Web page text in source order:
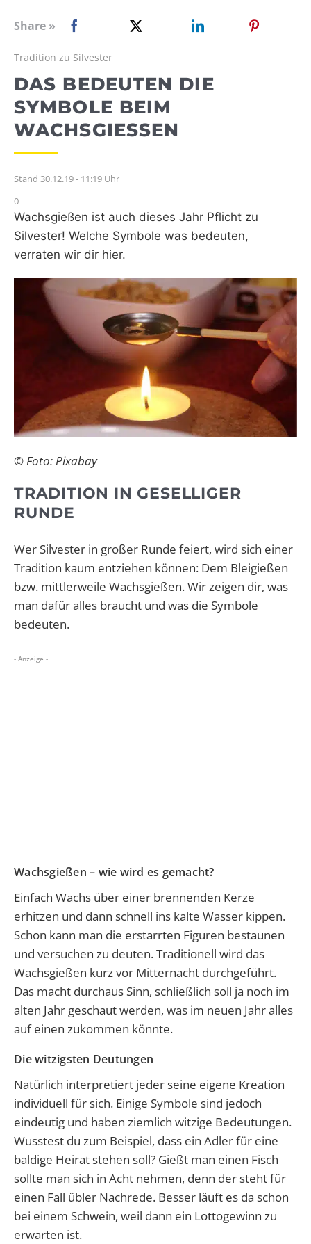
WEBRADIO
Share »
Tradition zu Silvester
DAS BEDEUTEN DIE
SYMBOLE BEIM
WACHSGIESSEN
Stand 30.12.19 - 11:19 Uhr
0
Wachsgießen ist auch dieses Jahr Pflicht zu
Silvester! Welche Symbole was bedeuten,
verraten wir dir hier.
© Foto: Pixabay
TRADITION IN GESELLIGER
RUNDE
Wer Silvester in großer Runde feiert, wird sich einer
Tradition kaum entziehen können: Dem Bleigießen
bzw. mittlerweile Wachsgießen. Wir zeigen dir, was
man dafür alles braucht und was die Symbole
bedeuten.
- Anzeige -
Wachsgießen – wie wird es gemacht?
Einfach Wachs über einer brennenden Kerze
erhitzen und dann schnell ins kalte Wasser kippen.
Schon kann man die erstarrten Figuren bestaunen
und versuchen zu deuten. Traditionell wird das
Wachsgießen kurz vor Mitternacht durchgeführt.
Das macht durchaus Sinn, schließlich soll ja noch im
alten Jahr geschaut werden, was im neuen Jahr alles
auf einen zukommen könnte.
Die witzigsten Deutungen
Natürlich interpretiert jeder seine eigene Kreation
individuell für sich. Einige Symbole sind jedoch
eindeutig und haben ziemlich witzige Bedeutungen.
Wusstest du zum Beispiel, dass ein Adler für eine
baldige Heirat stehen soll? Gießt man einen Fisch
sollte man sich in Acht nehmen, denn der steht für
einen Fall übler Nachrede. Besser läuft es da schon
bei einem Schwein, weil dann ein Lottogewinn zu
erwarten ist.